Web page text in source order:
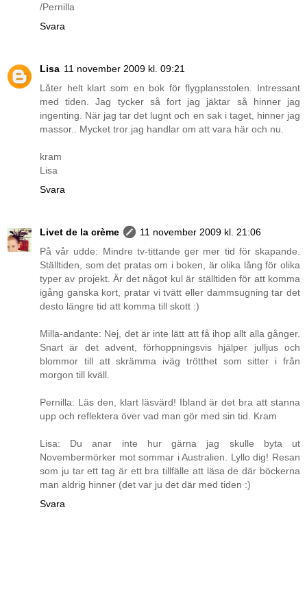
/Pernilla
Svara
Lisa 11 november 2009 kl. 09:21
Låter helt klart som en bok för flygplansstolen. Intressant
med tiden. Jag tycker så fort jag jäktar så hinner jag
ingenting. När jag tar det lugnt och en sak i taget, hinner jag
massor.. Mycket tror jag handlar om att vara här och nu.
kram
Lisa
Svara
Livet de la crème
11 november 2009 kl. 21:06
På vår udde: Mindre tv-tittande ger mer tid för skapande.
Ställtiden, som det pratas om i boken, är olika lång för olika
typer av projekt. Är det något kul är ställtiden för att komma
igång ganska kort, pratar vi tvätt eller dammsugning tar det
desto längre tid att komma till skott :)
Milla-andante: Nej, det är inte lätt att få ihop allt alla gånger.
Snart är det advent, förhoppningsvis hjälper julljus och
blommor till att skrämma iväg trötthet som sitter i från
morgon till kväll.
Pernilla: Läs den, klart läsvärd! Ibland är det bra att stanna
upp och reflektera över vad man gör med sin tid. Kram
Lisa: Du anar inte hur gärna jag skulle byta ut
Novembermörker mot sommar i Australien. Lyllo dig! Resan
som ju tar ett tag är ett bra tillfälle att läsa de där böckerna
man aldrig hinner (det var ju det där med tiden :)
Svara